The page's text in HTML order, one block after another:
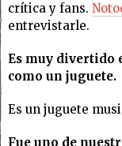
crítica y fans.
entrevistarle.
Es muy divertido
como un juguete.
Es un juguete
Fue uno de